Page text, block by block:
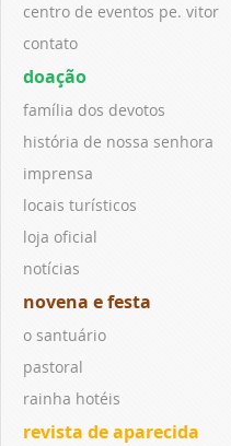
centro de eventos pe. vitor
contato
doação
família dos devotos
história de nossa senhora
imprensa
locais turísticos
loja oficial
notícias
novena e festa
o santuário
pastoral
rainha hotéis
revista de aparecida